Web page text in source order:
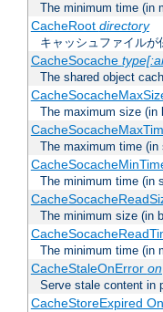
The minimum time (in
CacheRoot directory
キャッシュファイルが
CacheSocache
The shared object
The maximum size (in
The maximum time
The minimum time (in
The minimum size (in
The minimum time (in
CacheStaleOnError
Serve stale content in
CacheStoreExpired